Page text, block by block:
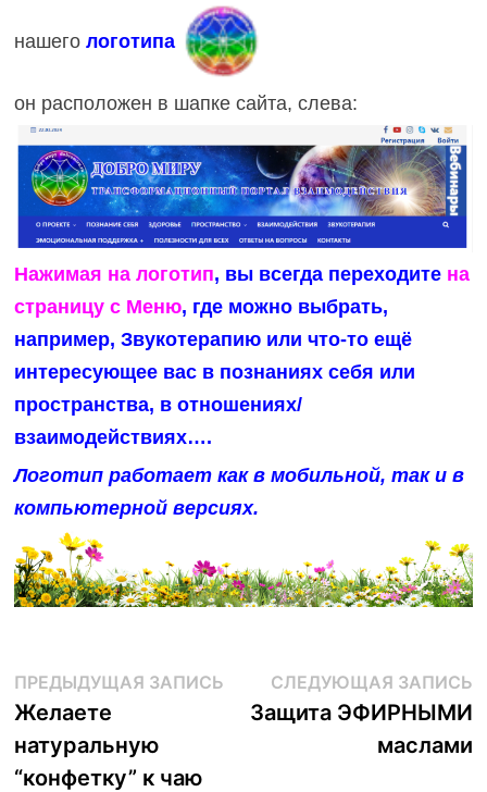
нашего логотипа
он расположен в шапке сайта, слева:
Нажимая на логотип, вы всегда переходите на
страницу с Меню, где можно выбрать,
например, Звукотерапию или что-то ещё
интересующее вас в познаниях себя или
пространства, в отношениях/
взаимодействиях….
Логотип работает как в мобильной, так и в
компьютерной версиях.
Навигация
по
записям
ПРЕДЫДУЩАЯ ЗАПИСЬПредыдущая
запись:
Желаете
натуральную
“конфетку” к чаю
СЛЕДУЮЩАЯ ЗАПИСЬ
Защита ЭФИРНЫМИ
маслами